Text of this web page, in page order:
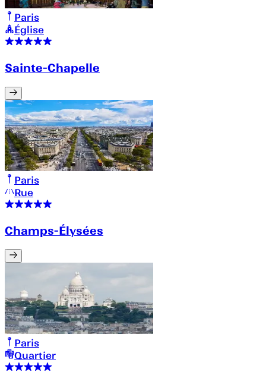
Paris
Église
Sainte-Chapelle
Paris
Rue
Champs-Élysées
Paris
Quartier